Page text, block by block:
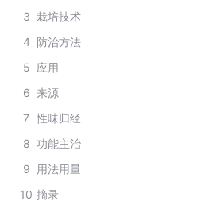
3 栽培技术
4 防治方法
5 应用
6 来源
7 性味归经
8 功能主治
9
用法用量
10 摘录